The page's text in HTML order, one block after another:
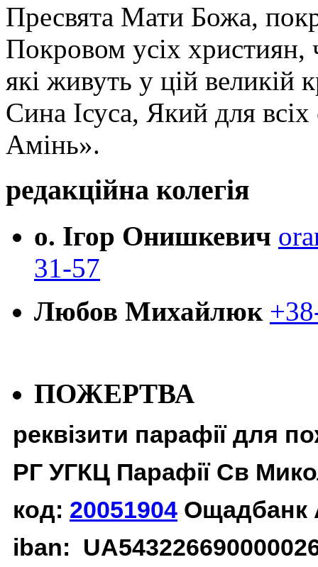
Пресвята Мати Божа,
Покровом усіх християн,
які живуть у цій великій
Сина Ісуса, Який для
Амінь».
редакційна колегія
о. Ігор Онишкевич
31-57
Любов Михайлюк
ПОЖЕРТВА
реквізити парафії для
РГ УГКЦ Парафії Св
код: 20051904 Ощадбанк
iban: